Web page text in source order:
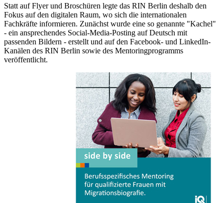
Statt auf Flyer und Broschüren legte das RIN Berlin deshalb den
Fokus auf den digitalen Raum, wo sich die internationalen
Fachkräfte informieren. Zunächst wurde eine so genannte "Kachel"
- ein ansprechendes Social-Media-Posting auf Deutsch mit
passenden Bildern - erstellt und auf den Facebook- und LinkedIn-
Kanälen des RIN Berlin sowie des Mentoringprogramms
veröffentlicht.